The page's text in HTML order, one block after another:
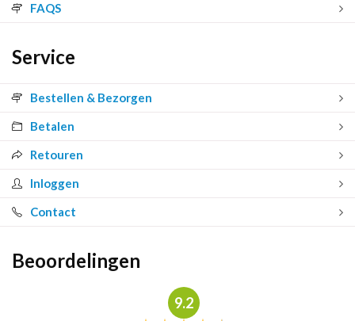
FAQS
Service
Bestellen & Bezorgen
Betalen
Retouren
Inloggen
Contact
Beoordelingen
9.2